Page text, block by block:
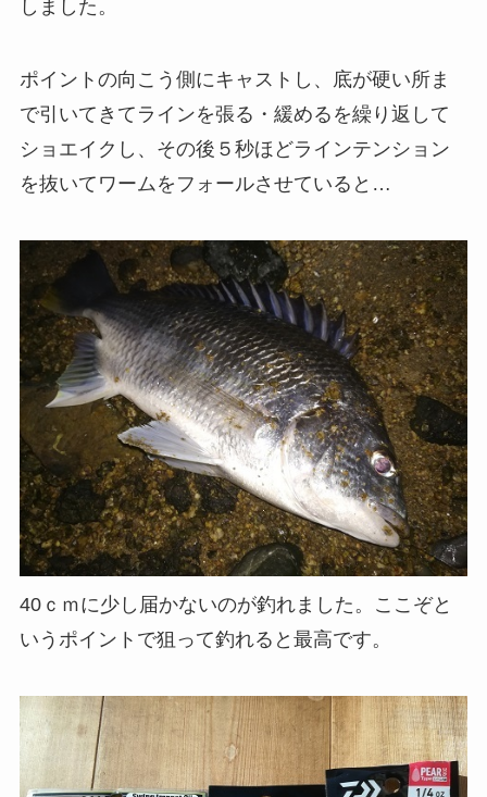
しました。
ポイントの向こう側にキャストし、底が硬い所ま
で引いてきてラインを張る・緩めるを繰り返して
ショエイクし、その後５秒ほどラインテンション
を抜いてワームをフォールさせていると…
40ｃｍに少し届かないのが釣れました。ここぞと
いうポイントで狙って釣れると最高です。